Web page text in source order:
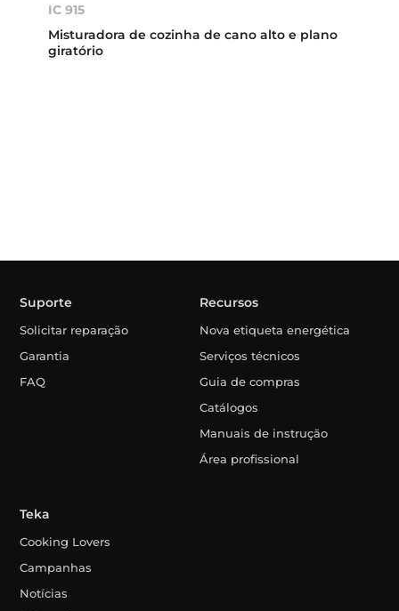
IC 915
Misturadora de cozinha de cano alto e plano
giratório
Suporte
Solicitar reparação
Garantia
FAQ
Recursos
Nova etiqueta energética
Serviços técnicos
Guia de compras
Catálogos
Manuais de instrução
Área profissional
Teka
Cooking Lovers
Campanhas
Notícias